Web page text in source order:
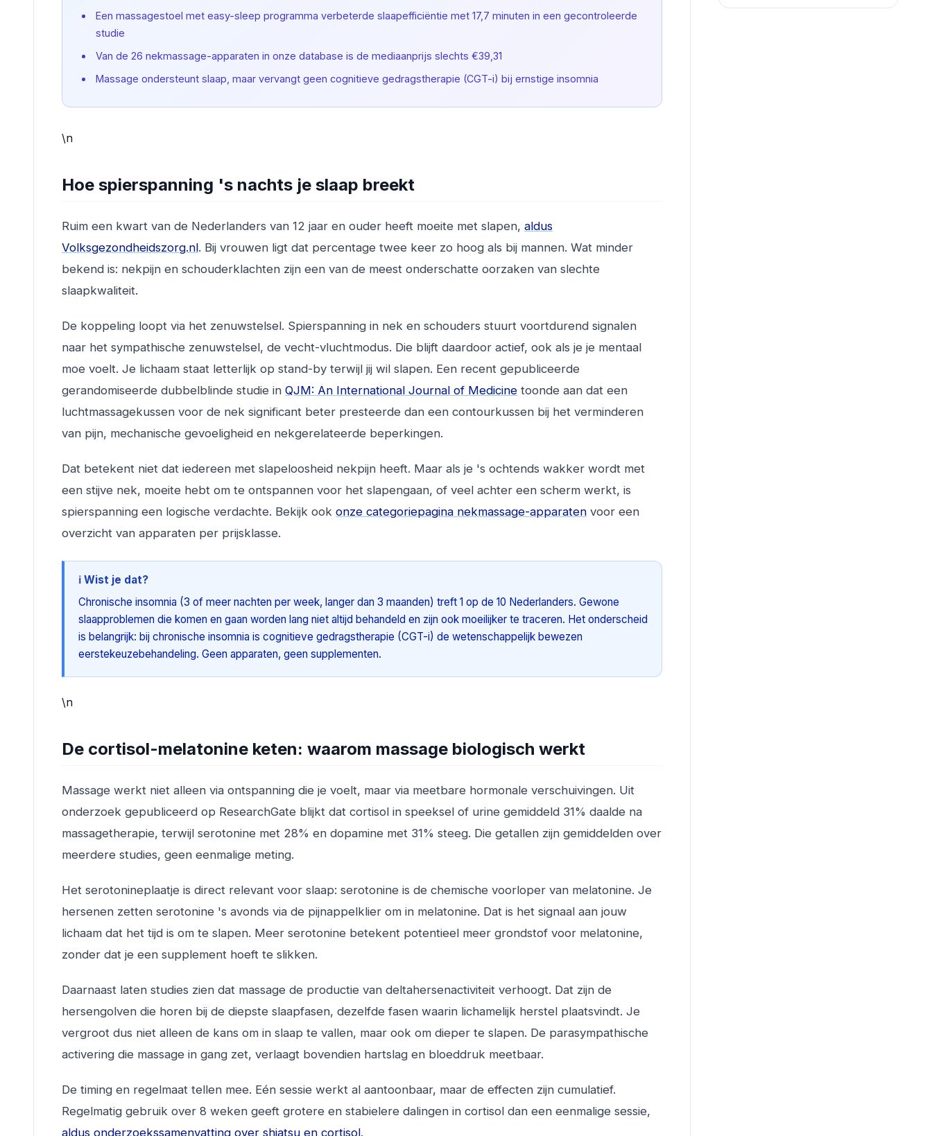
Een massagestoel met easy-sleep programma verbeterde slaapefficiëntie met 17,7 minuten in een gecontroleerde
studie
Van de 26 nekmassage-apparaten in onze database is de mediaanprijs slechts €39,31
Massage ondersteunt slaap, maar vervangt geen cognitieve gedragstherapie (CGT-i) bij ernstige insomnia
\n
Hoe spierspanning 's nachts je slaap breekt
Ruim een kwart van de Nederlanders van 12 jaar en ouder heeft moeite met slapen, aldus
Volksgezondheidszorg.nl. Bij vrouwen ligt dat percentage twee keer zo hoog als bij mannen. Wat minder
bekend is: nekpijn en schouderklachten zijn een van de meest onderschatte oorzaken van slechte
slaapkwaliteit.
De koppeling loopt via het zenuwstelsel. Spierspanning in nek en schouders stuurt voortdurend signalen
naar het sympathische zenuwstelsel, de vecht-vluchtmodus. Die blijft daardoor actief, ook als je je mentaal
moe voelt. Je lichaam staat letterlijk op stand-by terwijl jij wil slapen. Een recent gepubliceerde
gerandomiseerde dubbelblinde studie in QJM: An International Journal of Medicine toonde aan dat een
luchtmassagekussen voor de nek significant beter presteerde dan een contourkussen bij het verminderen
van pijn, mechanische gevoeligheid en nekgerelateerde beperkingen.
Dat betekent niet dat iedereen met slapeloosheid nekpijn heeft. Maar als je 's ochtends wakker wordt met
een stijve nek, moeite hebt om te ontspannen voor het slapengaan, of veel achter een scherm werkt, is
spierspanning een logische verdachte. Bekijk ook onze categoriepagina nekmassage-apparaten voor een
overzicht van apparaten per prijsklasse.
ℹ️ Wist je dat?
Chronische insomnia (3 of meer nachten per week, langer dan 3 maanden) treft 1 op de 10 Nederlanders. Gewone
slaapproblemen die komen en gaan worden lang niet altijd behandeld en zijn ook moeilijker te traceren. Het onderscheid
is belangrijk: bij chronische insomnia is cognitieve gedragstherapie (CGT-i) de wetenschappelijk bewezen
eerstekeuzebehandeling. Geen apparaten, geen supplementen.
\n
De cortisol-melatonine keten: waarom massage biologisch werkt
Massage werkt niet alleen via ontspanning die je voelt, maar via meetbare hormonale verschuivingen. Uit
onderzoek gepubliceerd op ResearchGate blijkt dat cortisol in speeksel of urine gemiddeld 31% daalde na
massagetherapie, terwijl serotonine met 28% en dopamine met 31% steeg. Die getallen zijn gemiddelden over
meerdere studies, geen eenmalige meting.
Het serotonineplaatje is direct relevant voor slaap: serotonine is de chemische voorloper van melatonine. Je
hersenen zetten serotonine 's avonds via de pijnappelklier om in melatonine. Dat is het signaal aan jouw
lichaam dat het tijd is om te slapen. Meer serotonine betekent potentieel meer grondstof voor melatonine,
zonder dat je een supplement hoeft te slikken.
Daarnaast laten studies zien dat massage de productie van deltahersenactiviteit verhoogt. Dat zijn de
hersengolven die horen bij de diepste slaapfasen, dezelfde fasen waarin lichamelijk herstel plaatsvindt. Je
vergroot dus niet alleen de kans om in slaap te vallen, maar ook om dieper te slapen. De parasympathische
activering die massage in gang zet, verlaagt bovendien hartslag en bloeddruk meetbaar.
De timing en regelmaat tellen mee. Eén sessie werkt al aantoonbaar, maar de effecten zijn cumulatief.
Regelmatig gebruik over 8 weken geeft grotere en stabielere dalingen in cortisol dan een eenmalige sessie,
aldus onderzoekssamenvatting over shiatsu en cortisol.